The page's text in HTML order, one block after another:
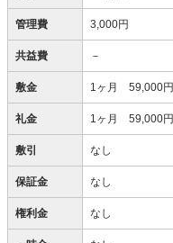
管理費 3,000円
共益費 －
敷金 1ヶ月 59,000円
礼金 1ヶ月 59,000円
敷引 なし
保証金 なし
権利金 なし